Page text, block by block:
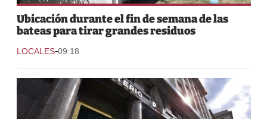
Ubicación durante el fin de semana de las
bateas para tirar grandes residuos
LOCALES-09:18